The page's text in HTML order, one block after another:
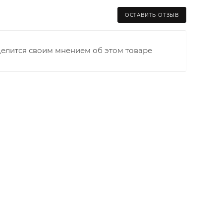
как можно раньше связаться с
оплачивается покупателем в полном объеме.
ОСТАВИТЬ ОТЗЫВ
своим мнением об этом товаре